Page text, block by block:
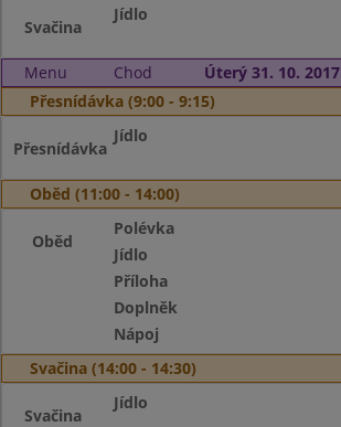
Svačina
Jídlo
Menu Chod
Úterý 31. 10. 2017
Přesnídávka (9:00 - 9:15)
Přesnídávka
Jídlo
Oběd (11:00 - 14:00)
Oběd
Polévka
Jídlo
Příloha
Doplněk
Nápoj
Svačina (14:00 - 14:30)
Svačina
Jídlo